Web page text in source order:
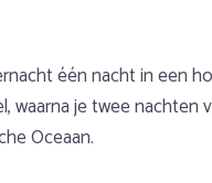
één nacht in een
je twee
Oceaan.